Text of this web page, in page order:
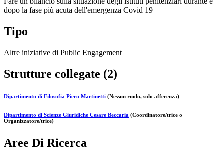
dopo la fase più acuta dell'emergenza Covid 19
Tipo
Altre iniziative di Public Engagement
Strutture collegate (2)
Dipartimento di Filosofia Piero Martinetti (Nessun ruolo, solo afferenza)
Dipartimento di Scienze Giuridiche Cesare Beccaria (Coordinatore/trice o
Organizzatore/trice)
Aree Di Ricerca